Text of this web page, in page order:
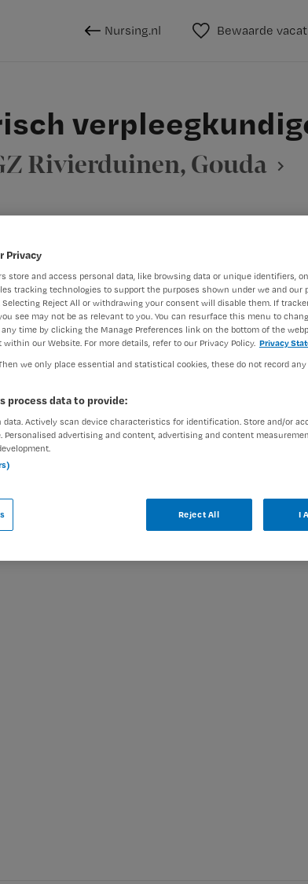
Nursing.nl Bewaarde
Rivierduinen, Gouda
Sociaal psychiatrisch verpleegkundigeZelfstandige kliniek
DIENSTVERBAND
Fulltime
poli Ouderen bij GGZ Rivierduinen
vacatures die voor u wellicht
Privacy
store and access personal data, like browsing data or unique identifiers,
tracking technologies to support the purposes shown under we and our
Selecting Reject All or withdrawing your consent will disable them. If
see may not be as relevant to you. You can resurface this menu to
time by clicking the Manage Preferences link on the bottom of the
our Website. For more details, refer to our Privacy Policy. Privacy
we only place essential and statistical cookies, these do not record
process data to provide:
data. Actively scan device characteristics for identification. Store and/or
Personalised advertising and content, advertising and content
Reject All I